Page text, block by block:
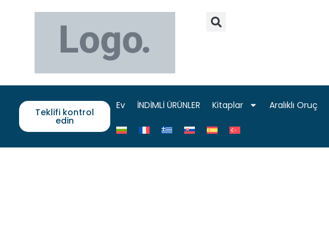
Teklifi kontrol
edin
Ev İNDİMLİ ÜRÜNLER Kitaplar Aralıklı Oruç